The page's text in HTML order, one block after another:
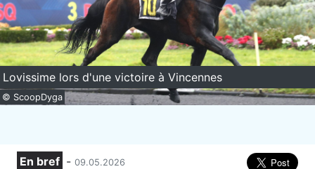
© ScoopDyga
Lovissime lors d'une victoire à Vincennes
En bref - 09.05.2026